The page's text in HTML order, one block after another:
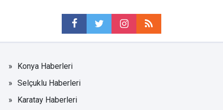
Konya Haberleri
Selçuklu Haberleri
Karatay Haberleri